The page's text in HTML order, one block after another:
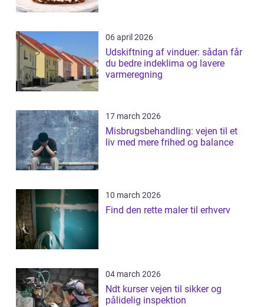
06 april 2026
Udskiftning af vinduer: sådan får
du bedre indeklima og lavere
varmeregning
17 march 2026
Misbrugsbehandling: vejen til et
liv med mere frihed og balance
10 march 2026
Find den rette maler til erhverv
04 march 2026
Ndt kurser vejen til sikker og
pålidelig inspektion